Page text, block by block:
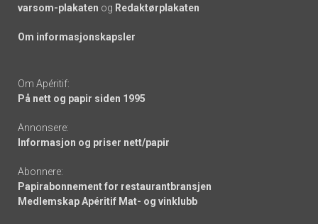
varsom-plakaten og Redaktørplakaten
Om informasjonskapsler
Om Apéritif:
På nett og papir siden 1995
Annonsere:
Informasjon og priser nett/papir
Abonnere:
Papirabonnement for restaurantbransjen
Medlemskap Apéritif Mat- og vinklubb